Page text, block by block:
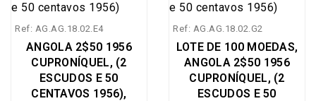
Ref: AG.AG.18.02.E4
ANGOLA 2$50 1956
CUPRONÍQUEL, (2
ESCUDOS E 50
CENTAVOS 1956),
Ref: AG.AG.18.02.G2
LOTE DE 100 MOEDAS,
ANGOLA 2$50 1956
CUPRONÍQUEL, (2
ESCUDOS E 50